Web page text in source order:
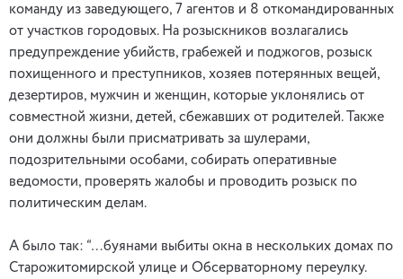
команду из заведующего, 7 агентов и 8 откомандированных
от участков городовых. На розыскников возлагались
предупреждение убийств, грабежей и поджогов, розыск
похищенного и преступников, хозяев потерянных вещей,
дезертиров, мужчин и женщин, которые уклонялись от
совместной жизни, детей, сбежавших от родителей. Также
они должны были присматривать за шулерами,
подозрительными особами, собирать оперативные
ведомости, проверять жалобы и проводить розыск по
политическим делам.
А было так: “…буянами выбиты окна в нескольких домах по
Старожитомирской улице и Обсерваторному переулку.